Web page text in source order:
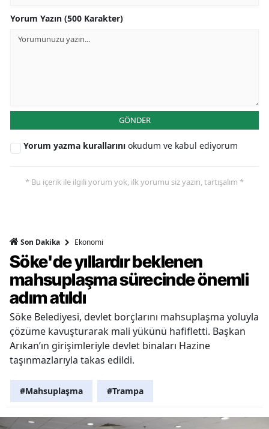
Yorum Yazın (500 Karakter)
GÖNDER
Yorum yazma kurallarını okudum ve kabul ediyorum
* Bu içerik ile ilgili yorum yok, ilk yorumu siz yazın, tartışalım *
Son Dakika Ekonomi
Söke'de yıllardır beklenen
mahsuplaşma sürecinde önemli
adım atıldı
Söke Belediyesi, devlet borçlarını mahsuplaşma yoluyla
çözüme kavuşturarak mali yükünü hafifletti. Başkan
Arıkan’ın girişimleriyle devlet binaları Hazine
taşınmazlarıyla takas edildi.
#Mahsuplaşma #Trampa